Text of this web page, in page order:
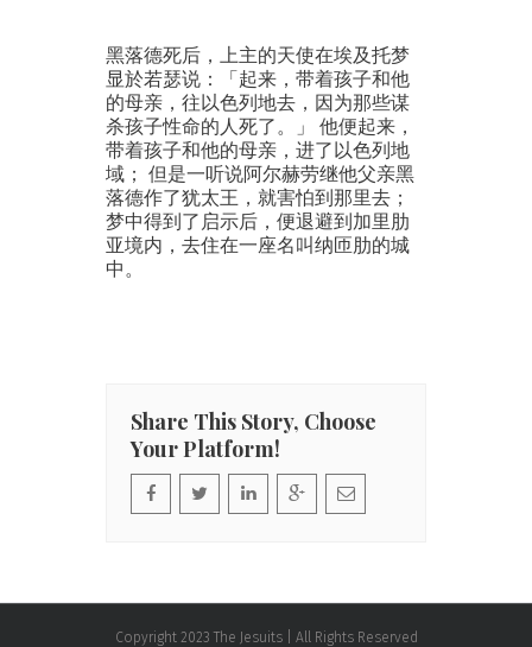
黑落德死后，上主的天使在埃及托梦
显於若瑟说：「起来，带着孩子和他
的母亲，往以色列地去，因为那些谋
杀孩子性命的人死了。」 他便起来，
带着孩子和他的母亲，进了以色列地
域； 但是一听说阿尔赫劳继他父亲黑
落德作了犹太王，就害怕到那里去；
梦中得到了启示后，便退避到加里肋
亚境内，去住在一座名叫纳匝肋的城
中。
Share This Story, Choose
Your Platform!
Copyright 2023 The Jesuits | All Rights Reserved